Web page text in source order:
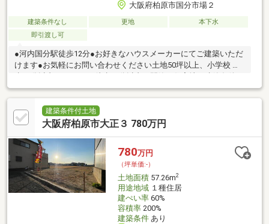
大阪府柏原市国分市場２
建築条件なし 更地
本下水
即引渡し可
●河内国分駅徒歩12分●お好きなハウスメーカーにてご建築いただ
けます●お気軽にお問い合わせください土地50坪以上、小学校 徒
し
建築条件付土地
大阪府柏原市大正３ 780万円
780万円
（坪単価:-）
土地面積57.26m2
用途地域１種住居
建ぺい率60%
容積率200%
建築条件あり